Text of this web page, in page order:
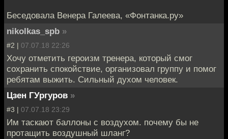
Беседовала Венера Галеева, «Фонтанка.ру»
nikolkas_spb »
#2 | 07.07.18 22:26
Хочу отметить героизм тренера, который смог
сохранить спокойствие, организовал группу и помог
ребятам выжить. Сильный духом человек.
Цзен ГУргуров »
#3 | 07.07.18 23:29
Им таскают баллоны с воздухом. почему бы не
протащить воздушный шланг?